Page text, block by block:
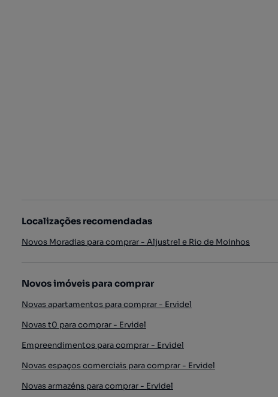
Localizações recomendadas
Novos Moradias para comprar - Aljustrel e Rio de Moinhos
Novos imóveis para comprar
Novas apartamentos para comprar - Ervidel
Novas t0 para comprar - Ervidel
Empreendimentos para comprar - Ervidel
Novas espaços comerciais para comprar - Ervidel
Novas armazéns para comprar - Ervidel